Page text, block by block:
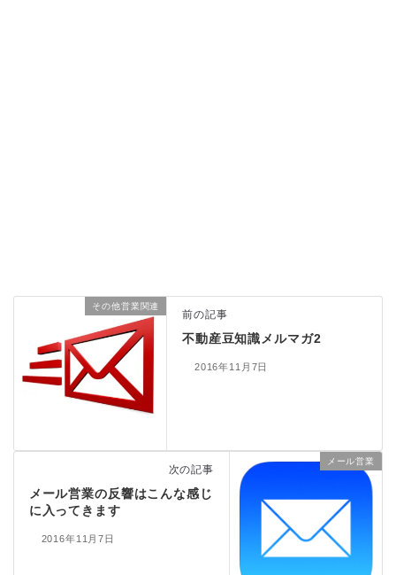
その他営業関連
前の記事
不動産豆知識メルマガ2
2016年11月7日
メール営業
次の記事
メール営業の反響はこんな感じ
に入ってきます
2016年11月7日